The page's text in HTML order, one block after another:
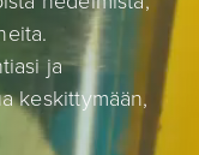
ja
keskittymään,